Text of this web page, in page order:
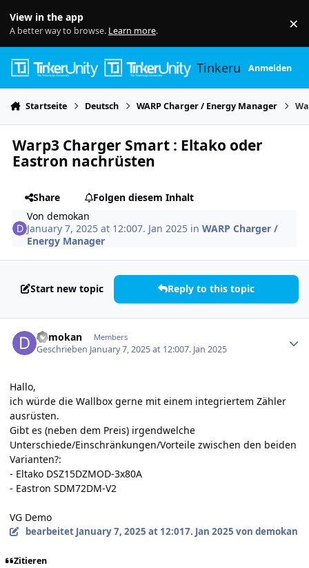
View in the app
A better way to browse. Learn more. ×
TinkerunityAnmelden
Startseite Deutsch WARP Charger / Energy Manager
Warp3 Charger Smart : Eltako oder
Eastron nachrüsten
Share
Folgen diesem Inhalt
Vondemokan
January 7, 2025 at 12:007. Jan 2025 inWARP Charger /
Energy Manager
Start new topic Reply to this topic
demokan Members
Geschrieben January 7, 2025 at 12:007. Jan 2025
Hallo,
ich würde die Wallbox gerne mit einem integriertem Zähler
ausrüsten.
Gibt es (neben dem Preis) irgendwelche
Unterschiede/Einschränkungen/Vorteile zwischen den beiden
Varianten?:
- Eltako DSZ15DZMOD-3x80A
- Eastron SDM72DM-V2
VG Demo
bearbeitet January 7, 2025 at 12:017. Jan 2025 von demokan
Zitieren